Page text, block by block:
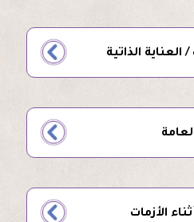
الذاتية
الأزمات